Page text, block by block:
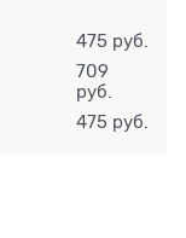
475 руб.
709
руб.
475 руб.